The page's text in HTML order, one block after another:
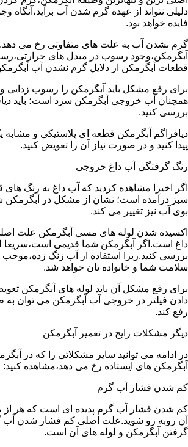
دلیلی نتواند از عهده گرم شدن آب
فایده خواهد بود.
گرم نشدن آب به علت های متفاوتی رخ می
آبگرمکن،وجود رسوب در مبدل های
قطعات آبگرمکن از دلایل گرم نشدن آب
برای رفع مشکل باید آبگرمکن را رسوب زدایی
همچنان آب خروجی آبگرمکن سرد است؛ باید
بررسی کنید.
دیافراگم آبگرمکن قطعه ای پلاستیکی و مشابه
پیدا کنید و در صورت نیاز آن را تعویض کنید.
رنگ گرفتگی آب داغ خروجی
اگر اخیرا مشاهده کردید که آب داغ به رنگ های
سبز درآمده است؛ نشان از مشکل در
بوی آب نیز تغییر می کند.
اکسیده شدن لوله های مسی آبگرمکن علت
داغ است.اگر آبگرمکن شما قدیمی است،سریعا
بررسی کنید.زیرا استفاده از آب زنگ زده،موجب
سلامت شما و خانواده تان خواهد شد.
برای رفع مشکل آن باید لوله های آبگرمکن
دادن فیلتر در خروجی آب آبگرمکن می توان
رفع کند.
دیگر مشکلات رایج در تعمیر آبگرمکن
در ادامه می توانید سایر مشکلاتی را که در
آبگرمکن های ایستاده رخ می دهد،مشاهده کنید:
کم شدن فشار آب گرم
کم شدن فشار آب گرم پدیده ای است که هر از
آن روبه رو شوید.علت اصلی کم فشار شدن
گرفتن آبگرمکن و لوله های آن است.